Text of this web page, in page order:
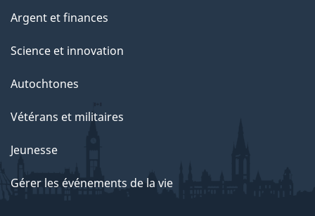
Argent et finances
Science et innovation
Autochtones
Vétérans et militaires
Jeunesse
Gérer les événements de la vie